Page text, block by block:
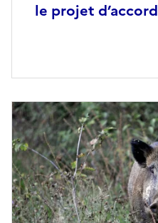
le projet